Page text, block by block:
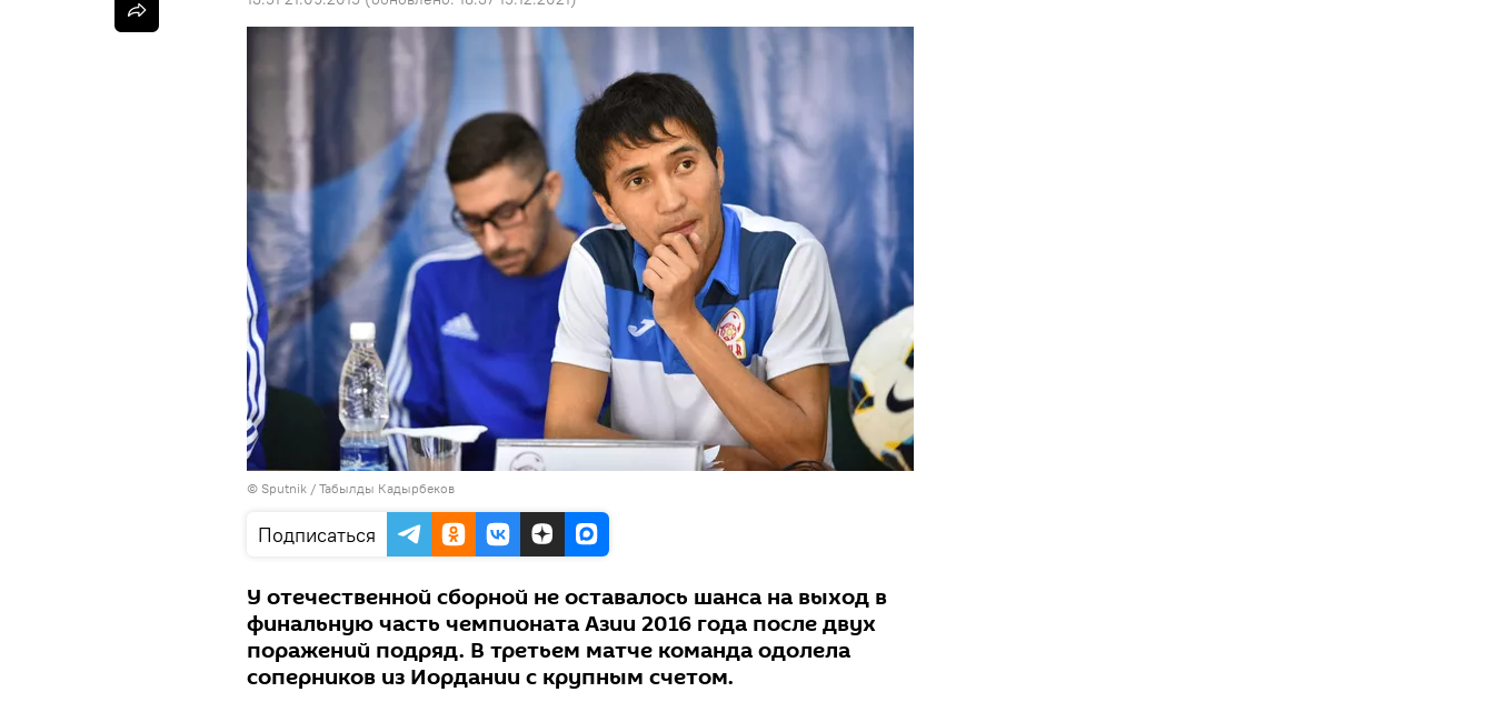
© Sputnik / Табылды Кадырбеков
Подписаться
У отечественной сборной не оставалось шанса на выход в
финальную часть чемпионата Азии 2016 года после двух
поражений подряд. В третьем матче команда одолела
соперников из Иордании с крупным счетом.